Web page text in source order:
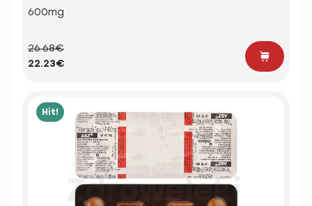
600mg
26.68€
22.23€
Hit!